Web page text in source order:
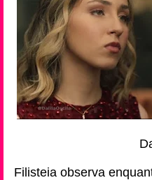
Filisteia observa